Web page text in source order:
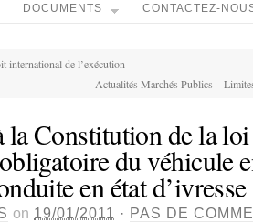
DOCUMENTS CONTACTEZ-
international de l’exécution
Actualités Marchés Publics –
Constitution de la
du véhicule
en état d’ivresse
on 19/01/2011 · PAS DE